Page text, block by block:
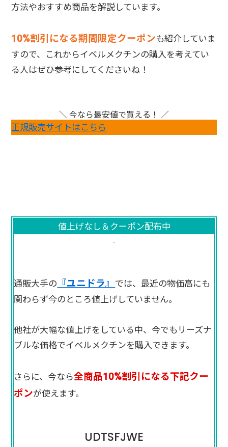
方法やおすすめ商品を解説しています。
10%割引になる期間限定クーポンも紹介していま
すので、これからイベルメクチンの購入を考えてい
る人はぜひ参考にしてくださいね！
＼ 今なら最安値で買える！ ／
正規販売サイトはこちら
値上げなし＆クーポン配布中
通販大手の 『ユニドラ』 では、最近の物価高にも
関わらず今のところ値上げしていません。
他社が大幅な値上げをしている中、今でもリーズナ
ブルな価格でイベルメクチンを購入できます。
さらに、今なら全商品10%割引になる下記クー
ポンが使えます。
UDTSFJWE